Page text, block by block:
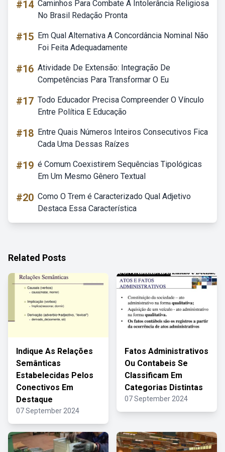
#14 Caminhos Para Combate A Intolerância Religiosa
No Brasil Redação Pronta
#15 Em Qual Alternativa A Concordância Nominal Não
Foi Feita Adequadamente
#16 Atividade De Extensão: Integração De
Competências Para Transformar O Eu
#17 Todo Educador Precisa Compreender O Vínculo
Entre Política E Educação
#18 Entre Quais Números Inteiros Consecutivos Fica
Cada Uma Dessas Raízes
#19 é Comum Coexistirem Sequências Tipológicas
Em Um Mesmo Gênero Textual
#20 Como O Trem é Caracterizado Qual Adjetivo
Destaca Essa Característica
Related Posts
Indique As Relações
Semânticas
Estabelecidas Pelos
Conectivos Em
Destaque
07 September 2024
Fatos Administrativos
Ou Contabeis Se
Classificam Em
Categorias Distintas
07 September 2024